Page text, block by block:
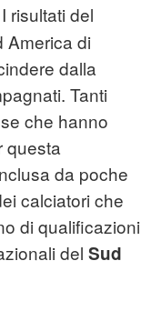
risultati del
America di
dalla
Tanti
che hanno
questa
da poche
calciatori che
di qualificazioni
del Sud